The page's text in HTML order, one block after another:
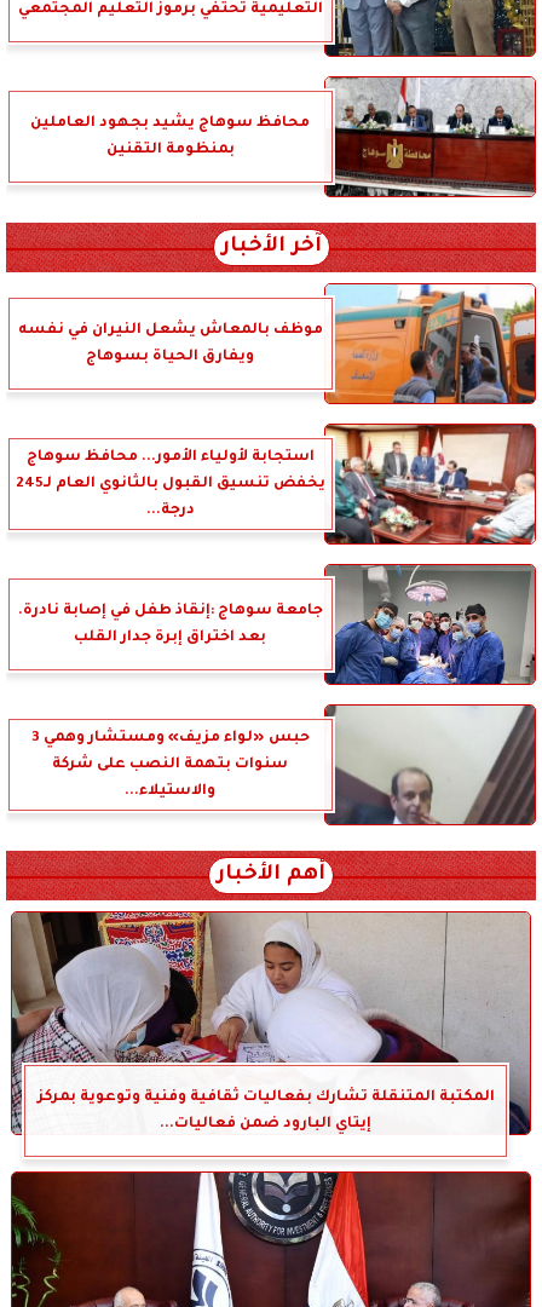
التعليمية تحتفي برموز التعليم المجتمعي
محافظ سوهاج يشيد بجهود العاملين
بمنظومة التقنين
آخر الأخبار
موظف بالمعاش يشعل النيران في نفسه
ويفارق الحياة بسوهاج
استجابة لأولياء الأمور... محافظ سوهاج
يخفض تنسيق القبول بالثانوي العام لـ245
درجة...
جامعة سوهاج :إنقاذ طفل في إصابة نادرة.
بعد اختراق إبرة جدار القلب
حبس «لواء مزيف» ومستشار وهمي 3
سنوات بتهمة النصب على شركة
والاستيلاء...
أهم الأخبار
المكتبة المتنقلة تشارك بفعاليات ثقافية وفنية وتوعوية بمركز
إيتاي البارود ضمن فعاليات...